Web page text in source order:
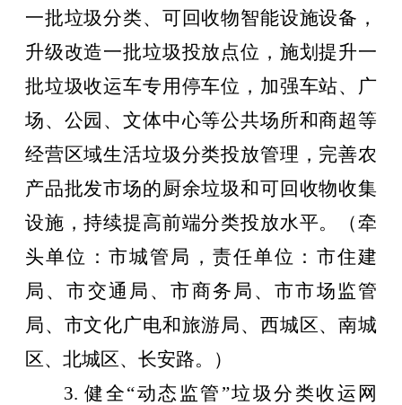
一批垃圾分类、可回收物智能设施设备，
升级改造一批垃圾投放点位，施划提升一
批垃圾收运车专用停车位，加强车站、广
场、公园、文体中心等公共场所和商超等
经营区域生活垃圾分类投放管理，完善农
产品批发市场的厨余垃圾和可回收物收集
设施，持续提高前端分类投放水平。
（牵
头单位：市城管局，责任单位：市住建
局、市交通局、市商务局、市市场监管
局、市文化广电和旅游局、西城区、南城
区、北城区、长安路。）
3.健全“动态监管”垃圾分类收运网